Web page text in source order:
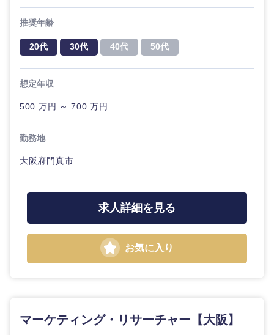
推奨年齢
20代 30代 40代 50代
想定年収
500 万円 ～ 700 万円
勤務地
大阪府門真市
求人詳細を見る
お気に入り
マーケティング・リサーチャー【大阪】